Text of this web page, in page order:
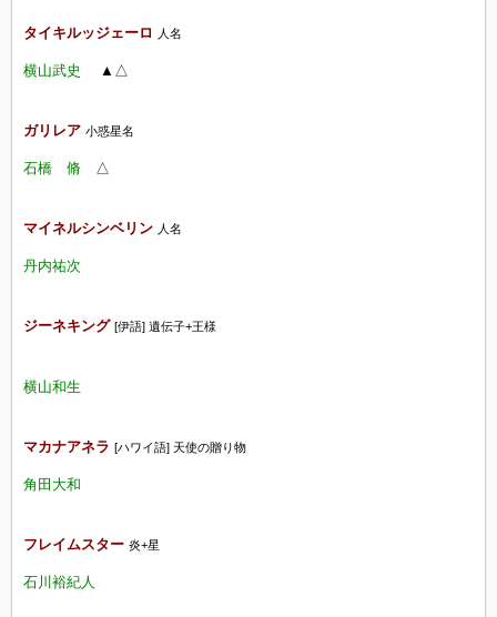
タイキルッジェーロ 人名
横山武史 ▲△
ガリレア 小惑星名
石橋 脩 △
マイネルシンベリン 人名
丹内祐次
ジーネキング [伊語] 遺伝子+王様
横山和生
マカナアネラ [ハワイ語] 天使の贈り物
角田大和
フレイムスター 炎+星
石川裕紀人